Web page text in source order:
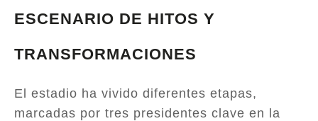
ESCENARIO DE HITOS Y
TRANSFORMACIONES
El estadio ha vivido diferentes etapas,
marcadas por tres presidentes clave en la